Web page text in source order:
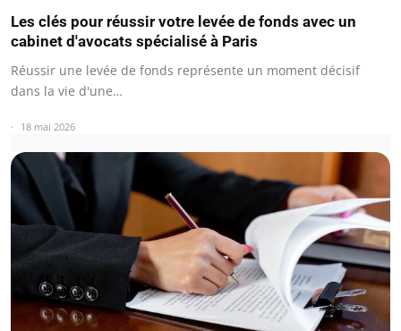
Les clés pour réussir votre levée de fonds avec un
cabinet d'avocats spécialisé à Paris
Réussir une levée de fonds représente un moment décisif
dans la vie d'une…
18 mai 2026